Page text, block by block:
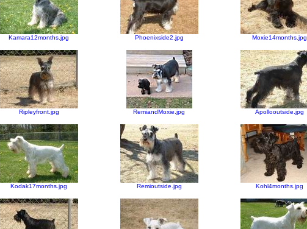
Kamara12months.jpg Phoenixside2.jpg Moxie14months.jpg
Ripleyfront.jpg RemiandMoxie.jpg Apollooutside.jpg
Kodak17months.jpg Remioutside.jpg Kohl4months.jpg